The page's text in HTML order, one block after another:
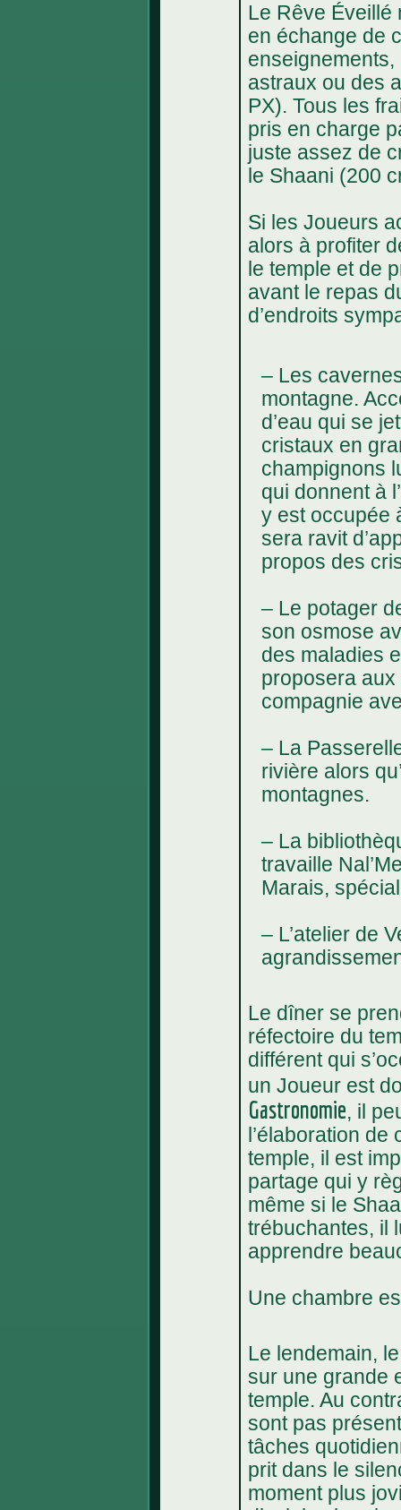
Le Rêve Éveillé
en échange de
astraux ou des
PX). Tous les
pris en charge
juste assez de
le Shaani (200
Si les Joueurs
alors à profiter
le temple et de
avant le repas
d’endroits
– Les
montagne.
d’eau qui se
cristaux en
champignons
qui donnent à
y est occupée
sera ravit
propos des
– Le potager
son osmose
des maladies
proposera
compagnie
– La
rivière alors
montagnes.
– La
travaille
Marais,
– L’atelier de
Le dîner se
réfectoire du
différent qui
un Joueur est
Gastronomie, il
l’élaboration
temple, il est
partage qui y
même si le
trébuchantes, il
apprendre
Une chambre
Le lendemain,
sur une grande
temple. Au
sont pas
tâches
prit dans le
moment plus